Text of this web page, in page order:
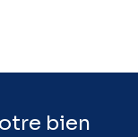
bien